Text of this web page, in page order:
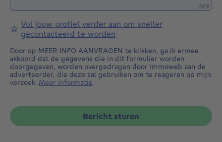
369
Vul jouw profiel verder aan om sneller
gecontacteerd te worden
Door op MEER INFO AANVRAGEN te klikken, ga ik ermee
akkoord dat de gegevens die in dit formulier worden
doorgegeven, worden overgedragen door Immoweb aan de
adverteerder, die deze zal gebruiken om te reageren op mijn
verzoek. Meer informatie
Bericht sturen